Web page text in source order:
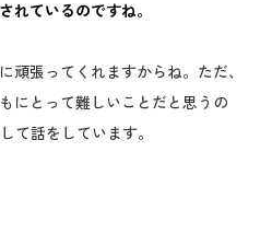
ているのですね。
頑張ってくれますからね。ただ、
にとって難しいことだと思うの
て話をしています。